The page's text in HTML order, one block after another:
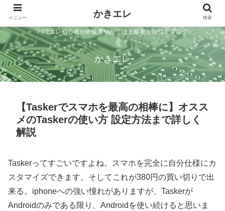
パワエレ初心者が中級者やがては上級者を目指すブログ
かきエレ
【Taskerでスマホを最高の相棒に】オスス
メのTaskerの使い方 設定方法まで詳しく
解説
Taskerってすごいですよね。スマホを完全に自分仕様にカ
スタマイズできます。そしてこれが380円の買い切りで出
来る。iphoneへの強い憧れがありますが、Taskerが
Androidのみである限り、Androidを使い続けると思いま
メニュー かきエレ 検索